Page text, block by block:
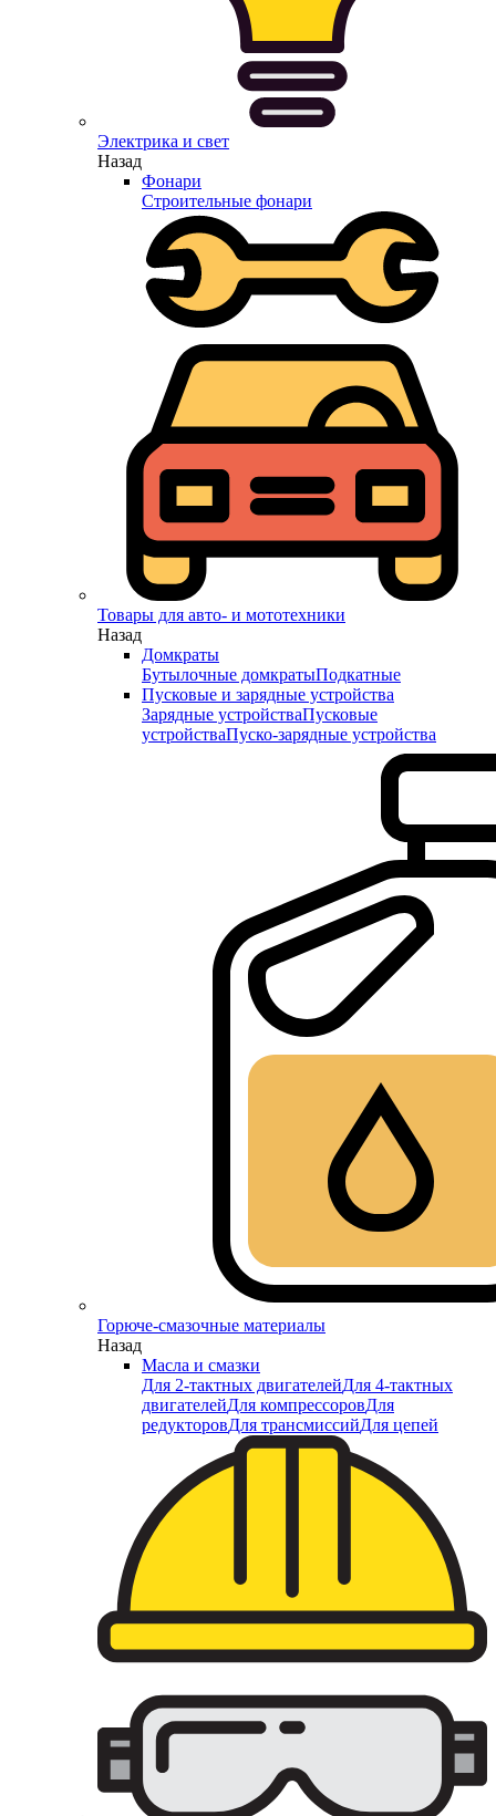
Электрика и свет
Назад
Фонари
Строительные фонари
Товары для авто- и мототехники
Назад
Домкраты
Бутылочные домкратыПодкатные
Пусковые и зарядные устройства
Зарядные устройстваПусковые
устройстваПуско-зарядные устройства
Горюче-смазочные материалы
Назад
Масла и смазки
Для 2-тактных двигателейДля 4-тактных
двигателейДля компрессоровДля
редукторовДля трансмиссийДля цепей